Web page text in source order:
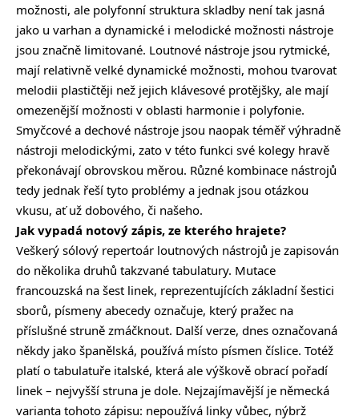
možnosti, ale polyfonní struktura skladby není tak jasná
jako u varhan a dynamické i melodické možnosti nástroje
jsou značně limitované. Loutnové nástroje jsou rytmické,
mají relativně velké dynamické možnosti, mohou tvarovat
melodii plastičtěji než jejich klávesové protějšky, ale mají
omezenější možnosti v oblasti harmonie i polyfonie.
Smyčcové a dechové nástroje jsou naopak téměř výhradně
nástroji melodickými, zato v této funkci své kolegy hravě
překonávají obrovskou měrou. Různé kombinace nástrojů
tedy jednak řeší tyto problémy a jednak jsou otázkou
vkusu, ať už dobového, či našeho.
Jak vypadá notový zápis, ze kterého hrajete?
Veškerý sólový repertoár loutnových nástrojů je zapisován
do několika druhů takzvané tabulatury. Mutace
francouzská na šest linek, reprezentujících základní šestici
sborů, písmeny abecedy označuje, který pražec na
příslušné struně zmáčknout. Další verze, dnes označovaná
někdy jako španělská, používá místo písmen číslice. Totéž
platí o tabulatuře italské, která ale výškově obrací pořadí
linek – nejvyšší struna je dole. Nejzajímavější je německá
varianta tohoto zápisu: nepoužívá linky vůbec, nýbrž